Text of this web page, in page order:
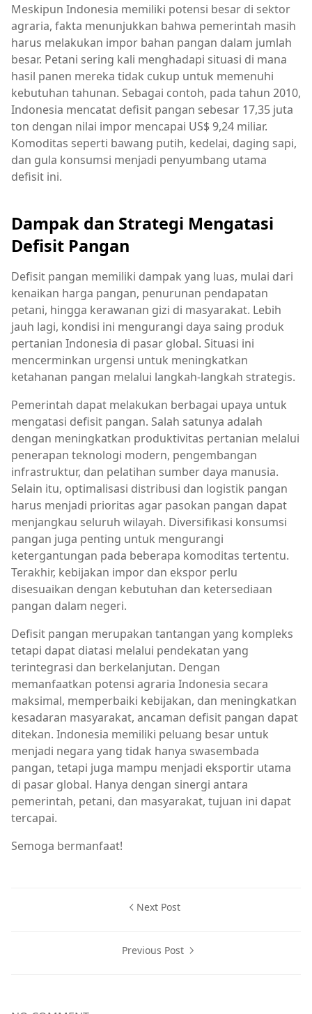
Meskipun Indonesia memiliki potensi besar di sektor
agraria, fakta menunjukkan bahwa pemerintah masih
harus melakukan impor bahan pangan dalam jumlah
besar. Petani sering kali menghadapi situasi di mana
hasil panen mereka tidak cukup untuk memenuhi
kebutuhan tahunan. Sebagai contoh, pada tahun 2010,
Indonesia mencatat defisit pangan sebesar 17,35 juta
ton dengan nilai impor mencapai US$ 9,24 miliar.
Komoditas seperti bawang putih, kedelai, daging sapi,
dan gula konsumsi menjadi penyumbang utama
defisit ini.
Dampak dan Strategi Mengatasi
Defisit Pangan
Defisit pangan memiliki dampak yang luas, mulai dari
kenaikan harga pangan, penurunan pendapatan
petani, hingga kerawanan gizi di masyarakat. Lebih
jauh lagi, kondisi ini mengurangi daya saing produk
pertanian Indonesia di pasar global. Situasi ini
mencerminkan urgensi untuk meningkatkan
ketahanan pangan melalui langkah-langkah strategis.
Pemerintah dapat melakukan berbagai upaya untuk
mengatasi defisit pangan. Salah satunya adalah
dengan meningkatkan produktivitas pertanian melalui
penerapan teknologi modern, pengembangan
infrastruktur, dan pelatihan sumber daya manusia.
Selain itu, optimalisasi distribusi dan logistik pangan
harus menjadi prioritas agar pasokan pangan dapat
menjangkau seluruh wilayah. Diversifikasi konsumsi
pangan juga penting untuk mengurangi
ketergantungan pada beberapa komoditas tertentu.
Terakhir, kebijakan impor dan ekspor perlu
disesuaikan dengan kebutuhan dan ketersediaan
pangan dalam negeri.
Defisit pangan merupakan tantangan yang kompleks
tetapi dapat diatasi melalui pendekatan yang
terintegrasi dan berkelanjutan. Dengan
memanfaatkan potensi agraria Indonesia secara
maksimal, memperbaiki kebijakan, dan meningkatkan
kesadaran masyarakat, ancaman defisit pangan dapat
ditekan. Indonesia memiliki peluang besar untuk
menjadi negara yang tidak hanya swasembada
pangan, tetapi juga mampu menjadi eksportir utama
di pasar global. Hanya dengan sinergi antara
pemerintah, petani, dan masyarakat, tujuan ini dapat
tercapai.
Semoga bermanfaat!
Next Post
Previous Post